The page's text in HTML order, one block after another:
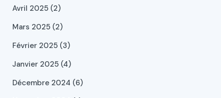
Avril 2025 (2)
Mars 2025 (2)
Février 2025 (3)
Janvier 2025 (4)
Décembre 2024 (6)